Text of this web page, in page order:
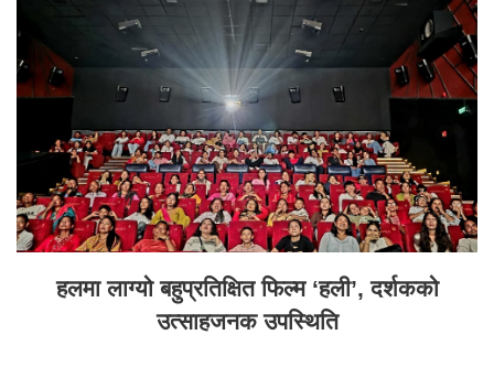
हलमा लाग्यो बहुप्रतिक्षित फिल्म ‘हली’, दर्शकको
उत्साहजनक उपस्थिति